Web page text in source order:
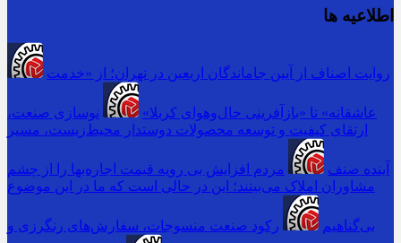
اطلاعیه ها
روایت اصناف از آیین جاماندگان اربعین در تهران؛ از «خدمت
عاشقانه» تا «بازآفرینی حال‌وهوای کربلا»
نوسازی صنعت،
ارتقای کیفیت و توسعه محصولات دوستدار محیط‌زیست، مسیر
آینده صنف
مردم افزایش بی رویه قیمت اجاره‌بها را از چشم
مشاوران املاک می‌بینند؛ این در حالی است که ما در این موضوع
بی‌گناهیم رکود صنعت منسوجات، سفارش‌های رنگرزی و